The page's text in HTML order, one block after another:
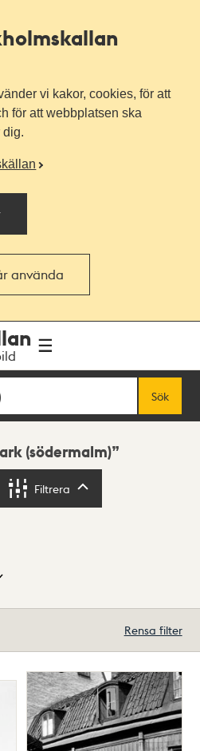
vi kakor, cookies, för att
för att webbplatsen ska
dig.
använda
Sök
(södermalm)
Filtrera
Rensa filter